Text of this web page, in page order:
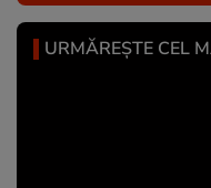
URMĂREȘTE CEL